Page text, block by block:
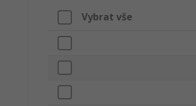
Vybrat vše